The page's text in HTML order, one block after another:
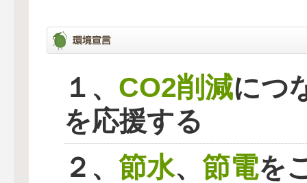
１、 CO2削減につ
を応援する
２、 節水、 節電を